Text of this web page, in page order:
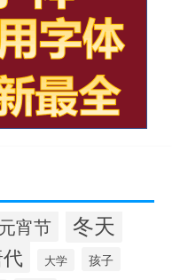
元宵节 冬天
大学 孩子